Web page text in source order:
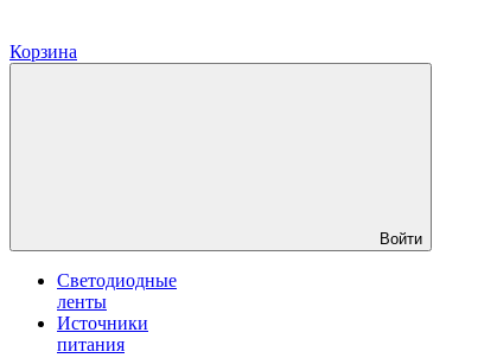
Корзина
Войти
Светодиодные
ленты
Источники
питания